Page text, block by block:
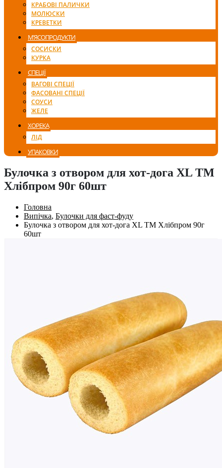
КРАБОВІ ПАЛИЧКИ
МОЛЮСКИ
КРЕВЕТКИ
М’ЯСОПРОДУКТИ
СОСИСКИ
КУРКА
СПЕЦІЇ
ВАГОВІ СПЕЦІЇ
ФАСОВАНІ СПЕЦІЇ
СОУСИ
ЖЕЛЕ
ХОРЕКА
ЛІД
УПАКОВКИ
Булочка з отвором для хот-дога XL ТМ
Хлібпром 90г 60шт
Головна
Випічка, Булочки для фаст-фуду
Булочка з отвором для хот-дога XL ТМ Хлібпром 90г
60шт